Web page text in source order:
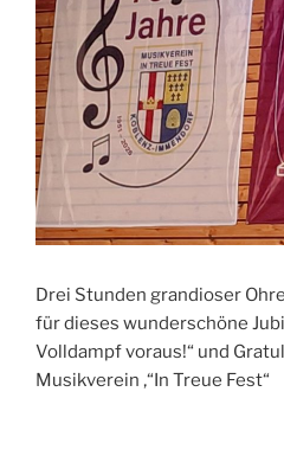
Drei Stunden grandioser
für dieses wunderschöne
Volldampf voraus!“ und
Musikverein ‚“In Treue Fest“